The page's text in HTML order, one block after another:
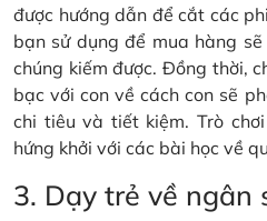
được hướng dẫn để cắt các
bạn sử dụng để mua hàng
chúng kiếm được. Đồng thời,
bạc với con về cách con sẽ
chi tiêu và tiết kiệm. Trò
hứng khởi với các bài học về
3. Dạy trẻ về ngân